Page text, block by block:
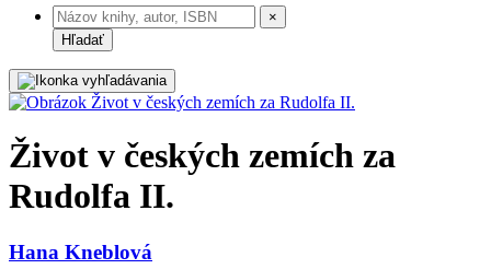
×
Hľadať
Život v českých zemích za
Rudolfa II.
Hana Kneblová